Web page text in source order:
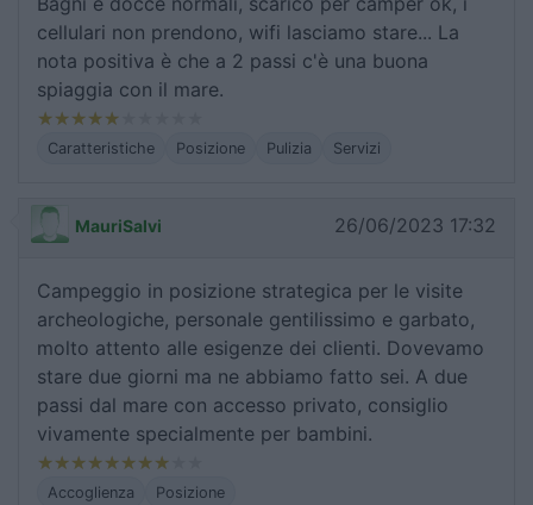
cellulari non prendono, wifi lasciamo stare... La
nota positiva è che a 2 passi c'è una buona
spiaggia con il mare.
Caratteristiche Posizione Pulizia Servizi
MauriSalvi 26/06/2023 17:32
Campeggio in posizione strategica per le visite
archeologiche, personale gentilissimo e garbato,
molto attento alle esigenze dei clienti. Dovevamo
stare due giorni ma ne abbiamo fatto sei. A due
passi dal mare con accesso privato, consiglio
vivamente specialmente per bambini.
Accoglienza Posizione